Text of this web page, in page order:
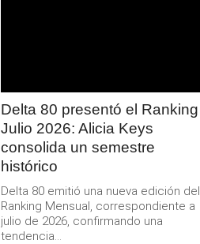
Delta 80 presentó el Ranking
Julio 2026: Alicia Keys
consolida un semestre
histórico
Delta 80 emitió una nueva edición del
Ranking Mensual, correspondiente a
julio de 2026, confirmando una
tendencia...